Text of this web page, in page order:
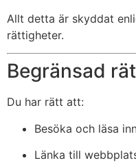
Allt detta är skyddat
rättigheter.
Begränsad
Du har rätt att:
Besöka och läsa
Länka till